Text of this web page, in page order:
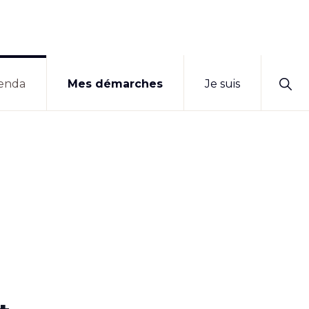
Mes démarches Je suis